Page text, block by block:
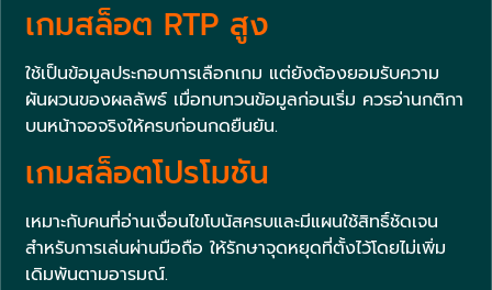
เกมสล็อต RTP สูง
ใช้เป็นข้อมูลประกอบการเลือกเกม แต่ยังต้องยอมรับความ
ผันผวนของผลลัพธ์ เมื่อทบทวนข้อมูลก่อนเริ่ม ควรอ่านกติกา
บนหน้าจอจริงให้ครบก่อนกดยืนยัน.
เกมสล็อตโปรโมชัน
เหมาะกับคนที่อ่านเงื่อนไขโบนัสครบและมีแผนใช้สิทธิ์ชัดเจน
สำหรับการเล่นผ่านมือถือ ให้รักษาจุดหยุดที่ตั้งไว้โดยไม่เพิ่ม
เดิมพันตามอารมณ์.